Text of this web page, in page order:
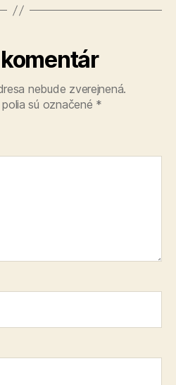
nebude zverejnená.
sú označené *